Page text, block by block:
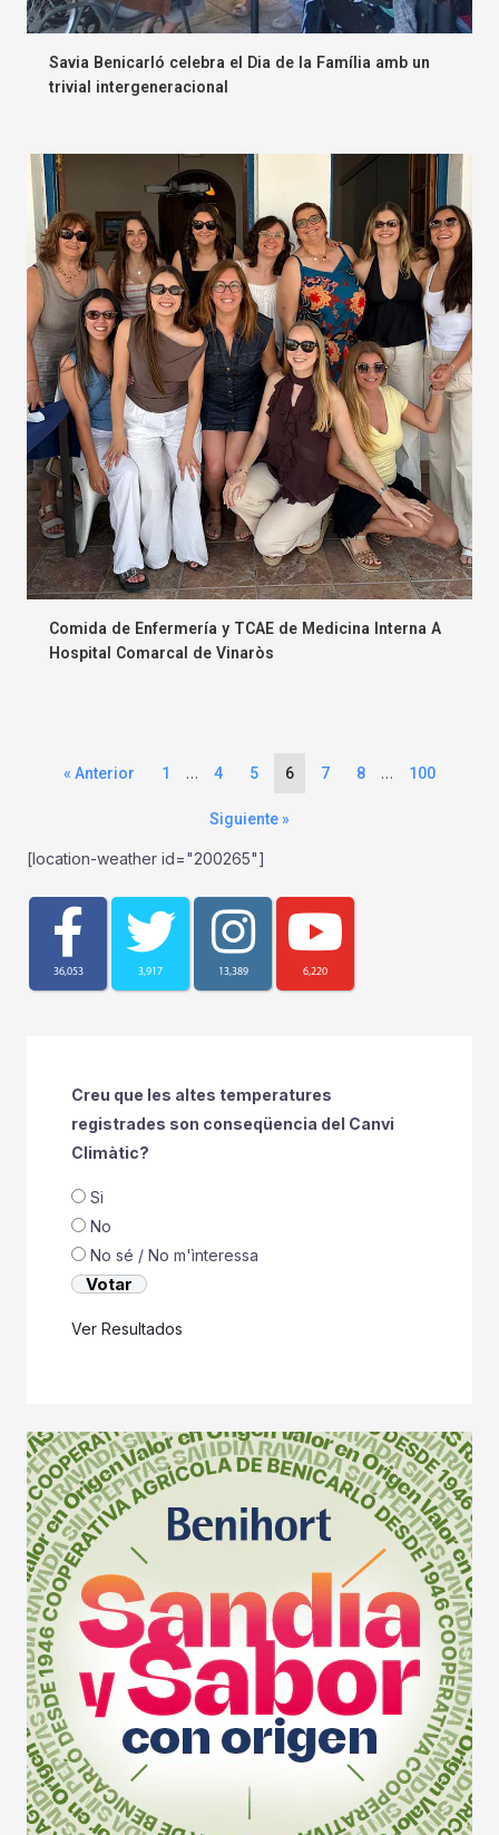
Savia Benicarló celebra el Dia de la Família amb un
trivial intergeneracional
Comida de Enfermería y TCAE de Medicina Interna A
Hospital Comarcal de Vinaròs
« Anterior 1 … 4 5 6 7 8 … 100
Siguiente »
[location-weather id="200265"]
36,053 3,917 13,389 6,220
Creu que les altes temperatures
registrades son conseqüencia del Canvi
Climàtic?
Si
No
No sé / No m'ìnteressa
Ver Resultados